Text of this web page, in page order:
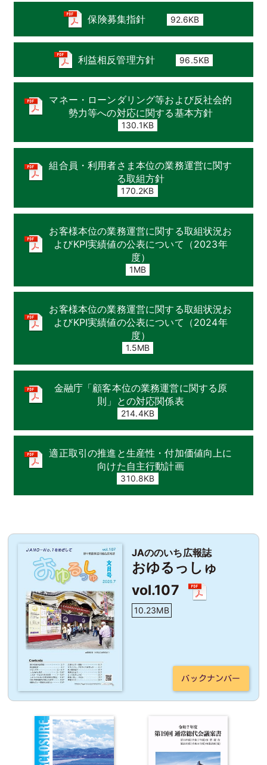
保険募集指針 92.6KB
利益相反管理方針 96.5KB
マネー・ローンダリング等および反社会的
勢力等への対応に関する基本方針
130.1KB
組合員・利用者さま本位の業務運営に関す
る取組方針
170.2KB
お客様本位の業務運営に関する取組状況お
よびKPI実績値の公表について（2023年
度）
1MB
お客様本位の業務運営に関する取組状況お
よびKPI実績値の公表について（2024年
度）
1.5MB
金融庁「顧客本位の業務運営に関する原
則」との対応関係表
214.4KB
適正取引の推進と生産性・付加価値向上に
向けた自主行動計画
310.8KB
JAののいち広報誌
おゆるっしゅ
vol.107
10.23MB
バックナンバー